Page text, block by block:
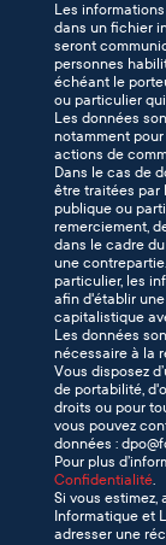
Les
dans un fichier
seront
personnes
échéant le
ou particulier
Les données
notamment
actions de
Dans le cas de
être traitées par
publique ou
remerciement,
dans le cadre
une
particulier, les
afin d'établir
capitalistique
Les données
nécessaire à la
Vous disposez
de portabilité,
droits ou pour
vous pouvez
données :
Pour plus
Confidentialité.
Si vous estimez,
Informatique et
adresser une